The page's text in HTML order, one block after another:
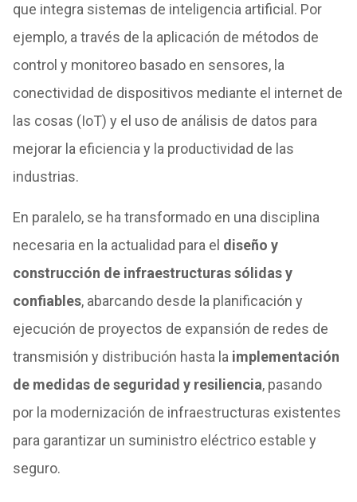
que integra sistemas de inteligencia artificial. Por
ejemplo, a través de la aplicación de métodos de
control y monitoreo basado en sensores, la
conectividad de dispositivos mediante el internet de
las cosas (IoT) y el uso de análisis de datos para
mejorar la eficiencia y la productividad de las
industrias.
En paralelo, se ha transformado en una disciplina
necesaria en la actualidad para el diseño y
construcción de infraestructuras sólidas y
confiables, abarcando desde la planificación y
ejecución de proyectos de expansión de redes de
transmisión y distribución hasta la implementación
de medidas de seguridad y resiliencia, pasando
por la modernización de infraestructuras existentes
para garantizar un suministro eléctrico estable y
seguro.